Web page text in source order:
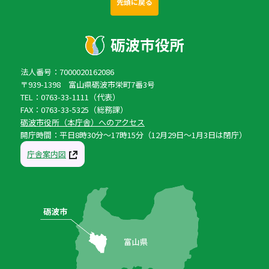
法人番号：7000020162086
〒939-1398 富山県砺波市栄町7番3号
TEL：0763-33-1111（代表）
FAX：0763-33-5325（総務課）
砺波市役所（本庁舎）へのアクセス
開庁時間：平日8時30分〜17時15分（12月29日〜1月3日は閉庁）
庁舎案内図